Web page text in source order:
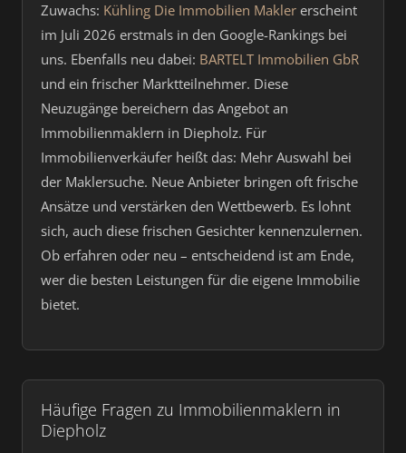
Zuwachs: Kühling Die Immobilien Makler erscheint
im Juli 2026 erstmals in den Google-Rankings bei
uns. Ebenfalls neu dabei: BARTELT Immobilien GbR
und ein frischer Marktteilnehmer. Diese
Neuzugänge bereichern das Angebot an
Immobilienmaklern in Diepholz. Für
Immobilienverkäufer heißt das: Mehr Auswahl bei
der Maklersuche. Neue Anbieter bringen oft frische
Ansätze und verstärken den Wettbewerb. Es lohnt
sich, auch diese frischen Gesichter kennenzulernen.
Ob erfahren oder neu – entscheidend ist am Ende,
wer die besten Leistungen für die eigene Immobilie
bietet.
Häufige Fragen zu Immobilienmaklern in
Diepholz